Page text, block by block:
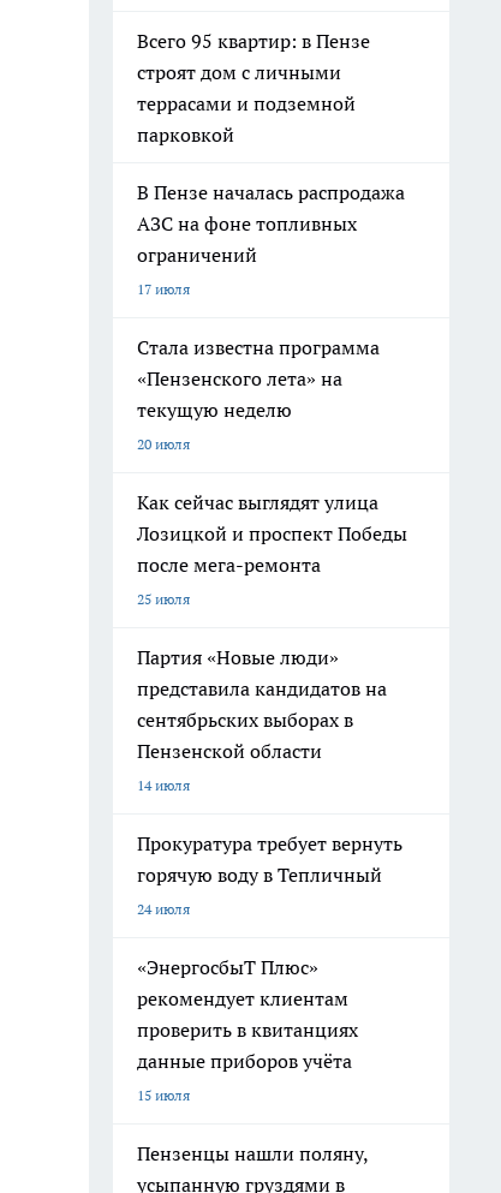
Всего 95 квартир: в Пензе
строят дом с личными
террасами и подземной
парковкой
В Пензе началась распродажа
АЗС на фоне топливных
ограничений
17 июля
Стала известна программа
«Пензенского лета» на
текущую неделю
20 июля
Как сейчас выглядят улица
Лозицкой и проспект Победы
после мега-ремонта
25 июля
Партия «Новые люди»
представила кандидатов на
сентябрьских выборах в
Пензенской области
14 июля
Прокуратура требует вернуть
горячую воду в Тепличный
24 июля
«ЭнергосбыТ Плюс»
рекомендует клиентам
проверить в квитанциях
данные приборов учёта
15 июля
Пензенцы нашли поляну,
усыпанную груздями в